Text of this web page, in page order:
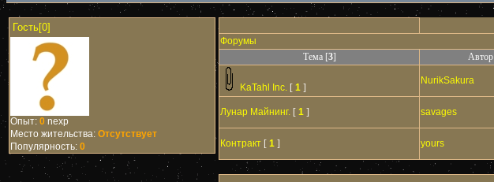
Гость[0]
Опыт: 0 nexp
Место жительства: Отсутствует
Популярность: 0
Форумы
Тема [3] Автор
KaTahl Inc. [ 1 ]
NurikSakura
Лунар Майнинг. [ 1 ] savages
Контракт [ 1 ] yours